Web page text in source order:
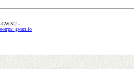
-
игры gwars.io